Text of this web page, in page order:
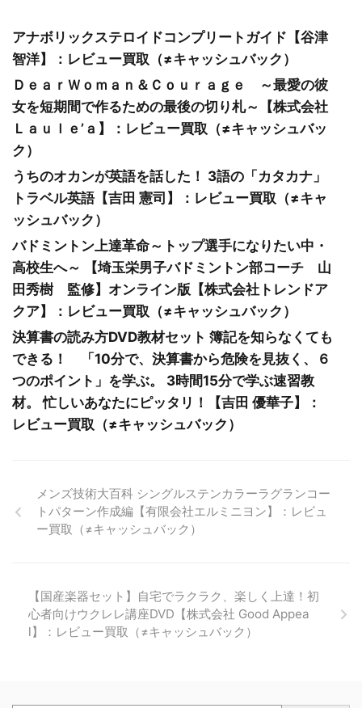
アナボリックステロイドコンプリートガイド【谷津
智洋】：レビュー買取（≠キャッシュバック）
ＤｅａｒＷｏｍａｎ＆Ｃｏｕｒａｇｅ ～最愛の彼
女を短期間で作るための最後の切り札～【株式会社
Ｌａｕｌｅ’ａ】：レビュー買取（≠キャッシュバッ
ク）
うちのオカンが英語を話した！ 3語の「カタカナ」
トラベル英語【吉田 憲司】：レビュー買取（≠キャ
ッシュバック）
バドミントン上達革命～トップ選手になりたい中・
高校生へ～ 【埼玉栄男子バドミントン部コーチ 山
田秀樹 監修】オンライン版【株式会社トレンドア
クア】：レビュー買取（≠キャッシュバック）
決算書の読み方DVD教材セット 簿記を知らなくても
できる！ 「10分で、決算書から危険を見抜く、６
つのポイント」を学ぶ。 3時間15分で学ぶ速習教
材。 忙しいあなたにピッタリ！【吉田 優華子】：
レビュー買取（≠キャッシュバック）
メンズ技術大百科 シングルステンカラーラグランコー
トパターン作成編【有限会社エルミニヨン】：レビュ
ー買取（≠キャッシュバック）
【国産楽器セット】自宅でラクラク、楽しく上達！初
心者向けウクレレ講座DVD【株式会社 Good Appea
l】：レビュー買取（≠キャッシュバック）